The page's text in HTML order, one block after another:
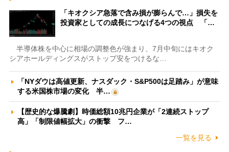
「キオクシア急落で含み損が膨らんで…」損失を
投資家としての成長につなげる4つの視点 「…
半導体株を中心に相場の調整色が強まり、7月中旬にはキオク
シアホールディングスがストップ安をつけるな…
「NYダウは高値更新、ナスダック・S&P500は足踏み」が意味
する米国株市場の変化 半…
【歴史的な爆騰劇】時価総額10兆円企業が「2連続ストップ
高」「制限値幅拡大」の衝撃 フ…
一覧を見る